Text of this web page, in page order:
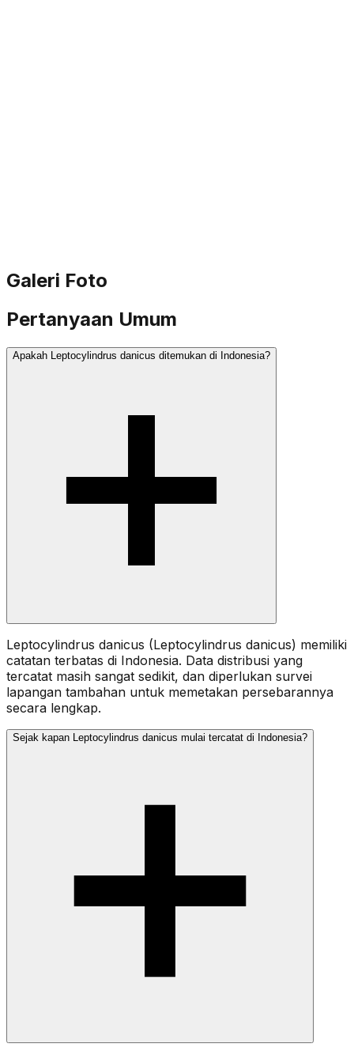
Galeri Foto
Pertanyaan Umum
Apakah Leptocylindrus danicus ditemukan di Indonesia?
Leptocylindrus danicus (Leptocylindrus danicus) memiliki
catatan terbatas di Indonesia. Data distribusi yang
tercatat masih sangat sedikit, dan diperlukan survei
lapangan tambahan untuk memetakan persebarannya
secara lengkap.
Sejak kapan Leptocylindrus danicus mulai tercatat di Indonesia?